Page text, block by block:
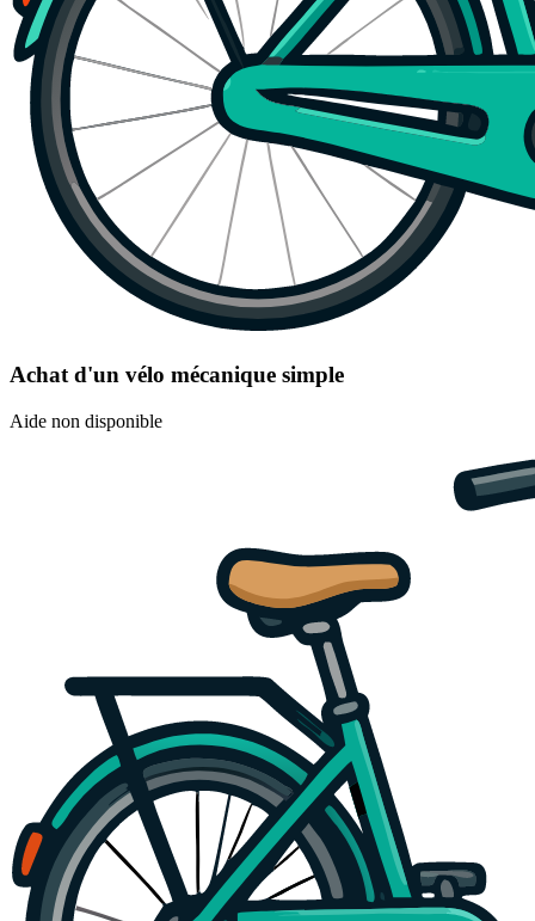
Achat d'un vélo mécanique simple
Aide non disponible